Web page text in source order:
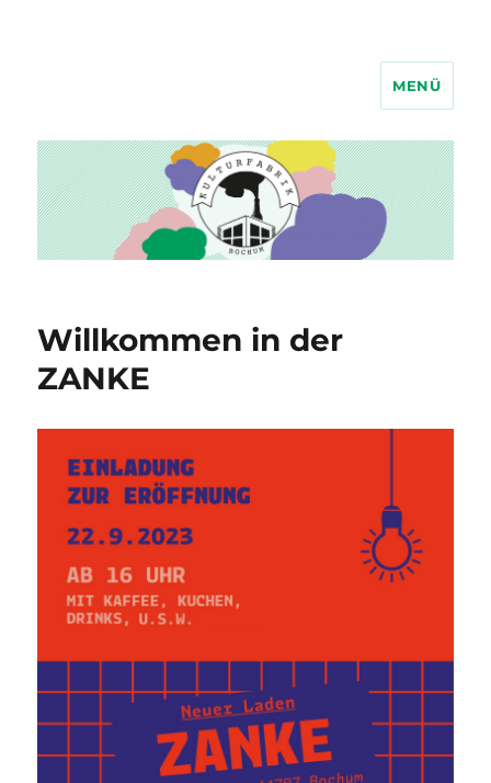
MENÜ
Willkommen in der
ZANKE